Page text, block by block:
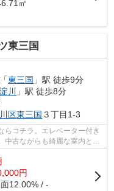
㎡
東三国
「東三国 」駅 徒歩9分
川
」駅 徒歩8分
区東三国 ３丁目1-3
らコチラ。エレベーター付き
中古ながらも綺麗な室内と魅
円
12.00% / -